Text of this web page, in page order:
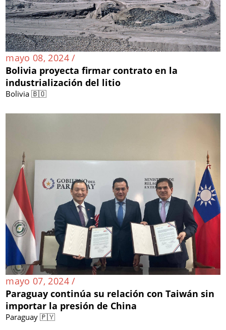
mayo 08, 2024 /
Bolivia proyecta firmar contrato en la
industrialización del litio
Bolivia 🇧🇴
mayo 07, 2024 /
Paraguay continúa su relación con Taiwán sin
importar la presión de China
Paraguay 🇵🇾